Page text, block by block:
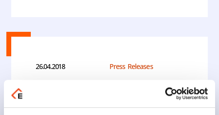
26.04.2018 Press Releases